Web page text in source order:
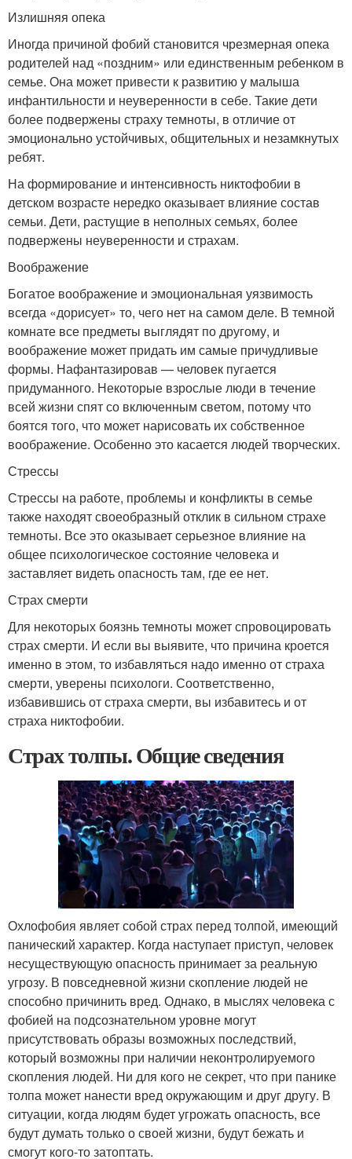
Излишняя опека
Иногда причиной фобий становится чрезмерная опека
родителей над «поздним» или единственным ребенком в
семье. Она может привести к развитию у малыша
инфантильности и неуверенности в себе. Такие дети
более подвержены страху темноты, в отличие от
эмоционально устойчивых, общительных и незамкнутых
ребят.
На формирование и интенсивность никтофобии в
детском возрасте нередко оказывает влияние состав
семьи. Дети, растущие в неполных семьях, более
подвержены неуверенности и страхам.
Воображение
Богатое воображение и эмоциональная уязвимость
всегда «дорисует» то, чего нет на самом деле. В темной
комнате все предметы выглядят по другому, и
воображение может придать им самые причудливые
формы. Нафантазировав — человек пугается
придуманного. Некоторые взрослые люди в течение
всей жизни спят со включенным светом, потому что
боятся того, что может нарисовать их собственное
воображение. Особенно это касается людей творческих.
Стрессы
Стрессы на работе, проблемы и конфликты в семье
также находят своеобразный отклик в сильном страхе
темноты. Все это оказывает серьезное влияние на
общее психологическое состояние человека и
заставляет видеть опасность там, где ее нет.
Страх смерти
Для некоторых боязнь темноты может спровоцировать
страх смерти. И если вы выявите, что причина кроется
именно в этом, то избавляться надо именно от страха
смерти, уверены психологи. Соответственно,
избавившись от страха смерти, вы избавитесь и от
страха никтофобии.
Страх толпы. Общие сведения
Охлофобия являет собой страх перед толпой, имеющий
панический характер. Когда наступает приступ, человек
несуществующую опасность принимает за реальную
угрозу. В повседневной жизни скопление людей не
способно причинить вред. Однако, в мыслях человека с
фобией на подсознательном уровне могут
присутствовать образы возможных последствий,
который возможны при наличии неконтролируемого
скопления людей. Ни для кого не секрет, что при панике
толпа может нанести вред окружающим и друг другу. В
ситуации, когда людям будет угрожать опасность, все
будут думать только о своей жизни, будут бежать и
смогут кого-то затоптать.